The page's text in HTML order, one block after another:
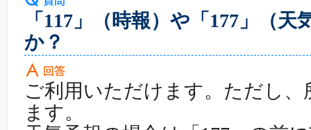
「117」（時報）や「177」（
か？
ご利用いただけます。ただし、
ます。